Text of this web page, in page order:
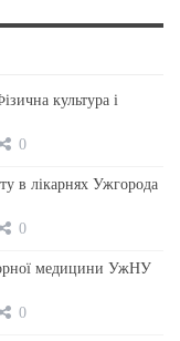
культура і
0
в лікарнях Ужгорода
0
медицини УжНУ
0